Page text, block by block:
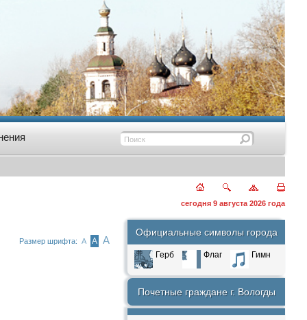
сегодня 9 августа 2026 года
Размер шрифта: А А А
Официальные символы города
Герб Флаг Гимн
Почетные граждане г. Вологды